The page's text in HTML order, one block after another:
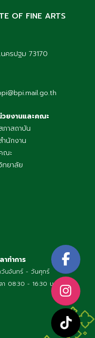
OF FINE ARTS
ครปฐม 73170
วยงานและคณะ
าสถาบัน
นักงาน
ณะ
ทยาลัย
าทำการ
นจันทร์ - วันศุกร์
า 08:30 - 16:30 น.